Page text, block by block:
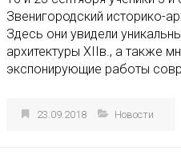
Звенигородский историко-
Здесь они увидели
архитектуры XIIв., а также
экспонирующие работы
23.09.2018 Новости